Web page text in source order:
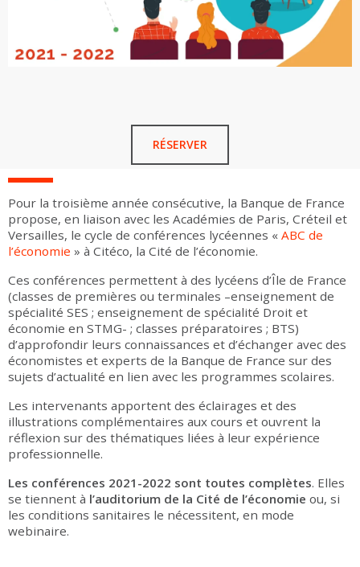
RÉSERVER
Pour la troisième année consécutive, la Banque de France
propose, en liaison avec les Académies de Paris, Créteil et
Versailles, le cycle de conférences lycéennes « ABC de
l’économie » à Citéco, la Cité de l’économie.
Ces conférences permettent à des lycéens d’Île de France
(classes de premières ou terminales –enseignement de
spécialité SES ; enseignement de spécialité Droit et
économie en STMG- ; classes préparatoires ; BTS)
d’approfondir leurs connaissances et d’échanger avec des
économistes et experts de la Banque de France sur des
sujets d’actualité en lien avec les programmes scolaires.
Les intervenants apportent des éclairages et des
illustrations complémentaires aux cours et ouvrent la
réflexion sur des thématiques liées à leur expérience
professionnelle.
Les conférences 2021-2022 sont toutes complètes. Elles
se tiennent à l’auditorium de la Cité de l’économie ou, si
les conditions sanitaires le nécessitent, en mode
webinaire.